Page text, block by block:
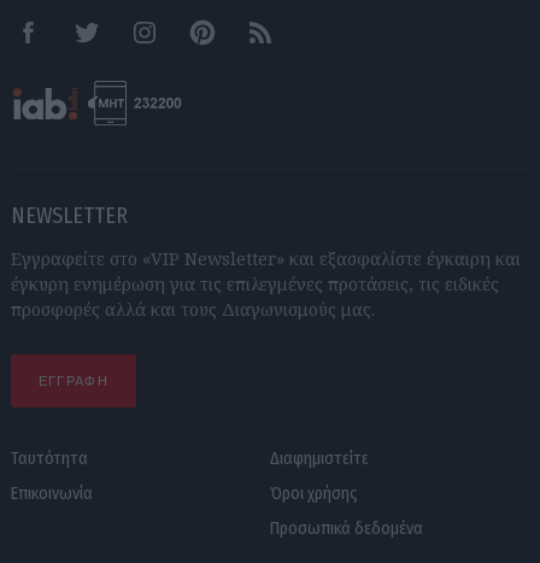
FacebookTwitter InstagramPinterestRSS feeds
NEWSLETTER
Εγγραφείτε στο «VIP Newsletter» και εξασφαλίστε έγκαιρη και
έγκυρη ενημέρωση για τις επιλεγμένες προτάσεις, τις ειδικές
προσφορές αλλά και τους Διαγωνισμούς μας.
ΕΓΓΡΑΦΗ
Ταυτότητα
Επικοινωνία
Διαφημιστείτε
Όροι χρήσης
Προσωπικά δεδομένα